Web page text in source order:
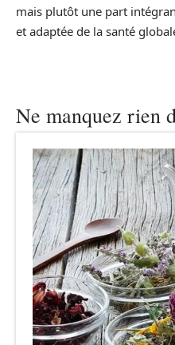
mais plutôt une part
et adaptée de la santé
Ne manquez rien